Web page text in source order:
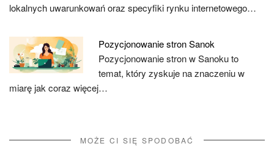
lokalnych uwarunkowań oraz specyfiki rynku internetowego…
Pozycjonowanie stron Sanok
Pozycjonowanie stron w Sanoku to
temat, który zyskuje na znaczeniu w
miarę jak coraz więcej…
MOŻE CI SIĘ SPODOBAĆ